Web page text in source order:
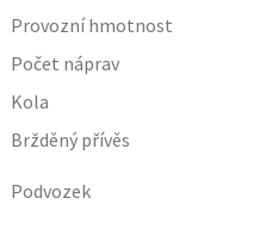
Provozní hmotnost
Počet náprav
Kola
Bržděný přívěs
Podvozek